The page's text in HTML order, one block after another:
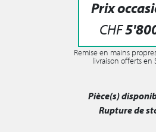
Prix
CHF
Remise en mains
livraison offerts en
Pièce(s)
Rupture de